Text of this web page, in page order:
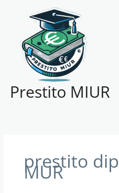
Prestito MIUR
prestito
MUR